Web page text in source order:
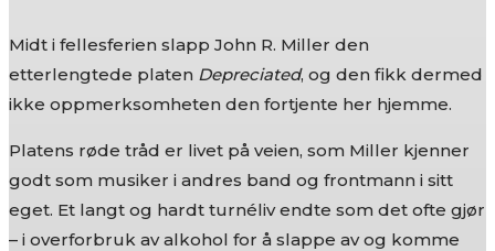
Midt i fellesferien slapp John R. Miller den
etterlengtede platen Depreciated, og den fikk dermed
ikke oppmerksomheten den fortjente her hjemme.
Platens røde tråd er livet på veien, som Miller kjenner
godt som musiker i andres band og frontmann i sitt
eget. Et langt og hardt turnéliv endte som det ofte gjør
– i overforbruk av alkohol for å slappe av og komme